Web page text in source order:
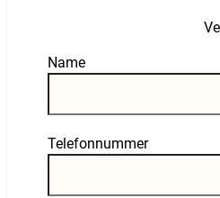
Name
Telefonnummer
Guardian